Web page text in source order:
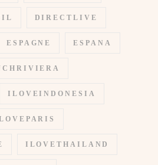
DIRECTLIVE
ESPAGNE ESPANA
ILOVEINDONESIA
ILOVETHAILAND